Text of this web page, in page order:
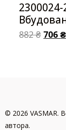
882₴ 706₴
© 2026 VASMAR.
автора.